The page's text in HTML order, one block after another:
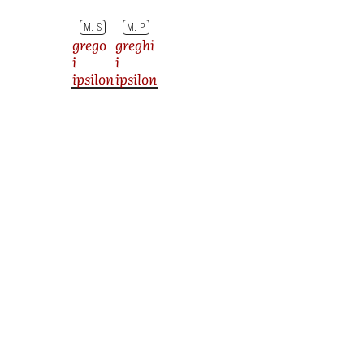
M. S M. P
grego greghi
i
i
ipsilonipsilon